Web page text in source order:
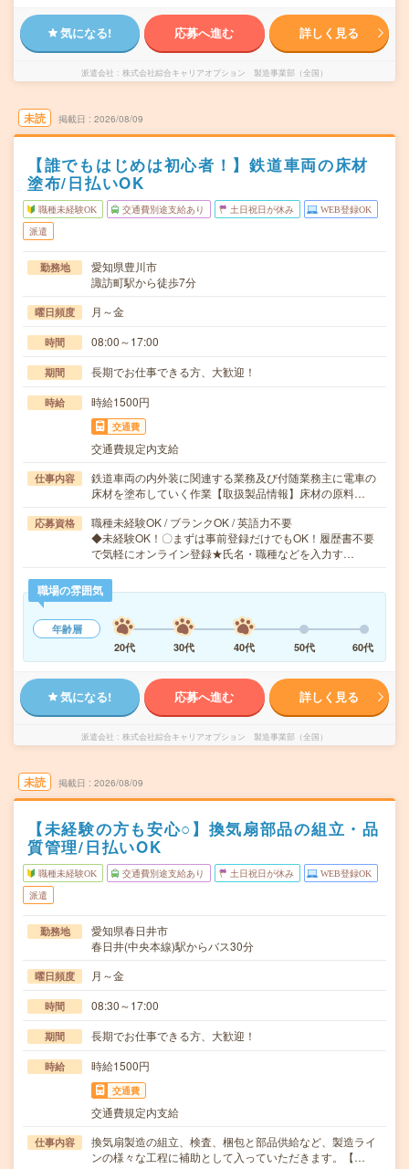
気になる! 応募へ進む 詳しく見る
派遣会社 株式会社綜合キャリアオプション 製造事業部（全国）
未読 掲載日 2026/08/09
【誰でもはじめは初心者！】鉄道車両の床材
塗布/日払いOK
職種未経験OK 交通費別途支給あり 土日祝日が休み WEB登録OK
派遣
勤務地
愛知県豊川市
諏訪町駅から徒歩7分
曜日頻度 月～金
時間 08:00～17:00
期間 長期でお仕事できる方、大歓迎！
時給 時給1500円
交通費
交通費規定内支給
仕事内容
鉄道車両の内外装に関連する業務及び付随業務主に電車の
床材を塗布していく作業【取扱製品情報】床材の原料…
応募資格
職種未経験OK / ブランクOK / 英語力不要
◆未経験OK！〇まずは事前登録だけでもOK！履歴書不要
で気軽にオンライン登録★氏名・職種などを入力す…
職場の雰囲気
年齢層
20代
30代 40代 50代 60代
気になる! 応募へ進む 詳しく見る
派遣会社 株式会社綜合キャリアオプション 製造事業部（全国）
未読 掲載日 2026/08/09
【未経験の方も安心○】換気扇部品の組立・品
質管理/日払いOK
職種未経験OK 交通費別途支給あり 土日祝日が休み WEB登録OK
派遣
勤務地
愛知県春日井市
春日井(中央本線)駅からバス30分
曜日頻度 月～金
時間 08:30～17:00
期間 長期でお仕事できる方、大歓迎！
時給 時給1500円
交通費
交通費規定内支給
仕事内容
換気扇製造の組立、検査、梱包と部品供給など、製造ライ
ンの様々な工程に補助として入っていただきます。【…